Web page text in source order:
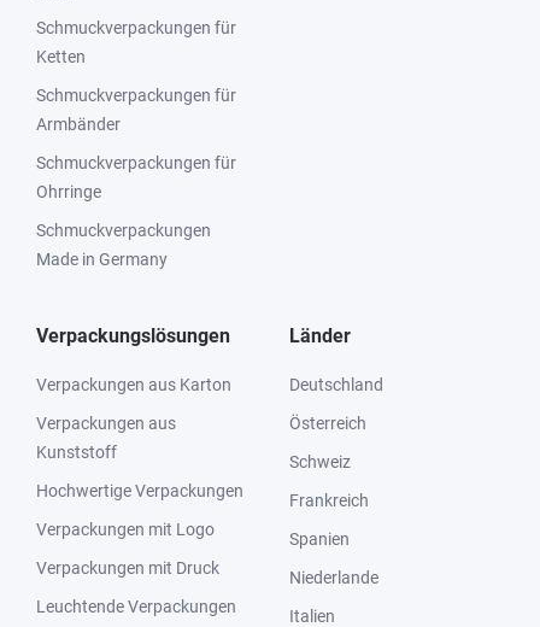
Schmuckverpackungen für
Ketten
Schmuckverpackungen für
Armbänder
Schmuckverpackungen für
Ohrringe
Schmuckverpackungen
Made in Germany
Verpackungslösungen
Verpackungen aus Karton
Verpackungen aus
Kunststoff
Hochwertige Verpackungen
Verpackungen mit Logo
Verpackungen mit Druck
Leuchtende Verpackungen
Länder
Deutschland
Österreich
Schweiz
Frankreich
Spanien
Niederlande
Italien